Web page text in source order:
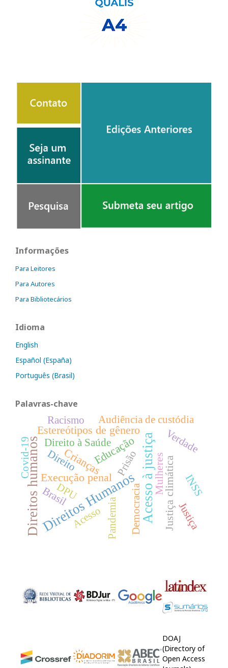
Informações
Para Leitores
Para Autores
Para Bibliotecários
Idioma
English
Español (España)
Português (Brasil)
Palavras-chave
Acesso à justiça
Direitos Humanos
Direitos humanos Mulheres
Execução penal
Estereótipos de gênero
CriançasEducação
Justiça climática
Direito
Pandemia
Direito à Saúde
Covid-19
Democracia
Audiência de custódia
Verdade
DPU
Racismo
Prisão
INSS
Brasil
Acesso Justiça
DOAJ
(Directory of
Open Access